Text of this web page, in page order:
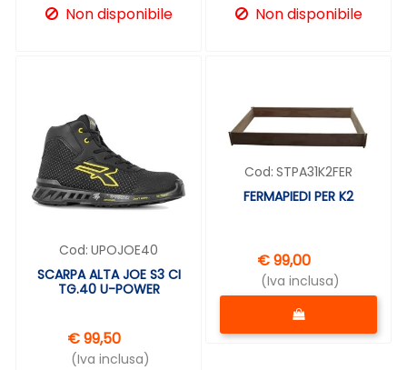
Non disponibile Non disponibile
Cod: UPOJOE40
SCARPA ALTA JOE S3 CI
TG.40 U-POWER
€ 99,50
(Iva inclusa)
Cod: STPA31K2FER
FERMAPIEDI PER K2
€ 99,00
(Iva inclusa)
Quantità